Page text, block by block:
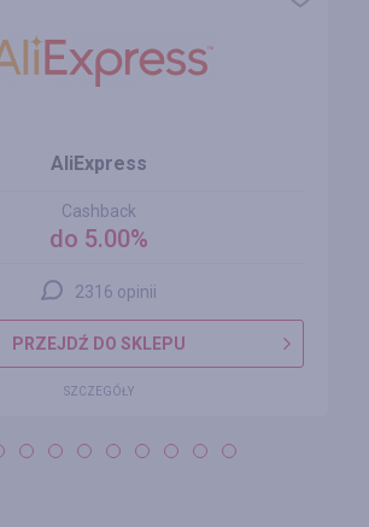
AliExpress
Cashback
do 5.00%
2316 opinii
PRZEJDŹ DO SKLEPU
SZCZEGÓŁY